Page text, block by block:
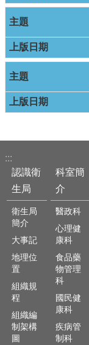
頁
資
訊
安
全
策
政
策
料
開
放
告
:::
認識衛
生局
衛生局
簡介
大事記
地理位
置
組織規
程
組織編
制架構
圖
科室簡
介
醫政科
心理健
康科
食品藥
物管理
科
國民健
康科
疾病管
制科